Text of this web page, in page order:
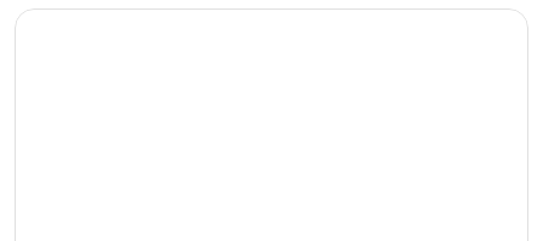
Öppnas i ett nytt fönster
Hotel Firenze